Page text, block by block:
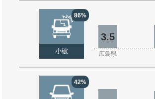
86%
小破
3.5
広島県
42%